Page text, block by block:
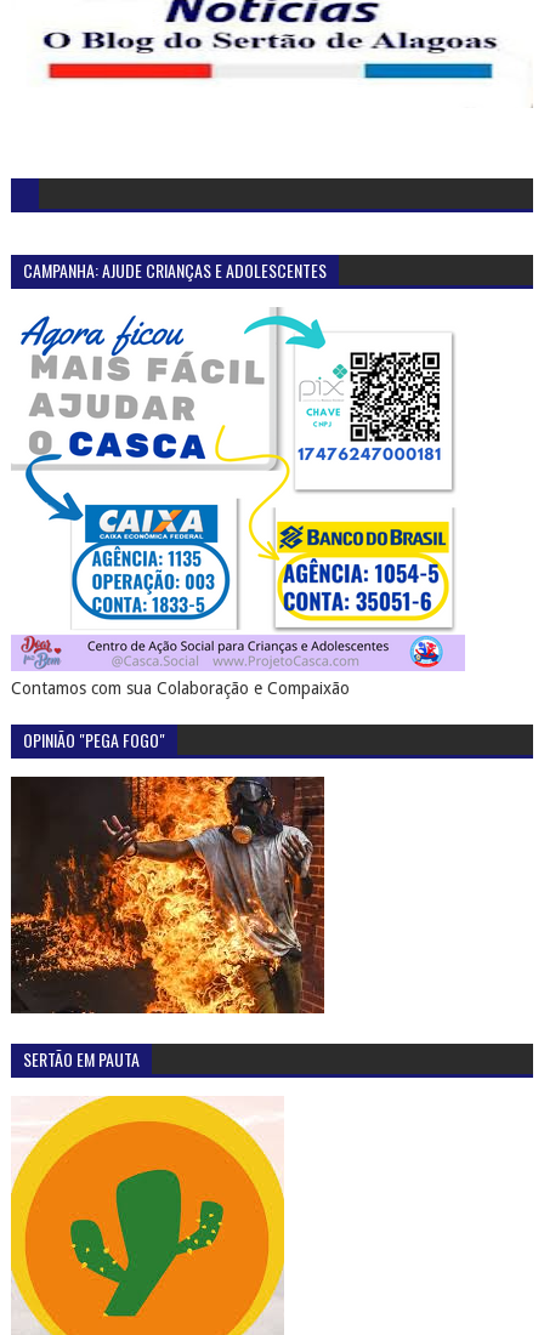
CAMPANHA: AJUDE CRIANÇAS E ADOLESCENTES
Contamos com sua Colaboração e Compaixão
OPINIÃO "PEGA FOGO"
SERTÃO EM PAUTA